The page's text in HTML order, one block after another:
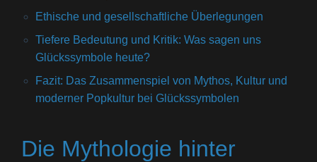
Ethische und gesellschaftliche Überlegungen
Tiefere Bedeutung und Kritik: Was sagen uns
Glückssymbole heute?
Fazit: Das Zusammenspiel von Mythos, Kultur und
moderner Popkultur bei Glückssymbolen
Die Mythologie hinter